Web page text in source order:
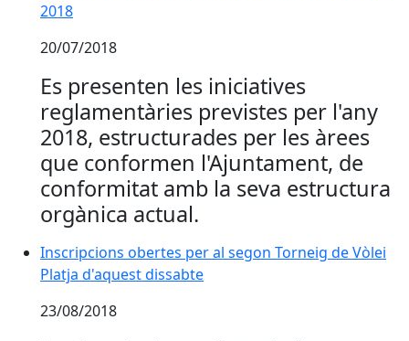
2018
20/07/2018
Es presenten les iniciatives
reglamentàries previstes per l'any
2018, estructurades per les àrees
que conformen l'Ajuntament, de
conformitat amb la seva estructura
orgànica actual.
Inscripcions obertes per al segon Torneig de Vòlei
Inscripcions obertes per al segon Torneig de Vòlei
Platja d'aquest dissabte
23/08/2018